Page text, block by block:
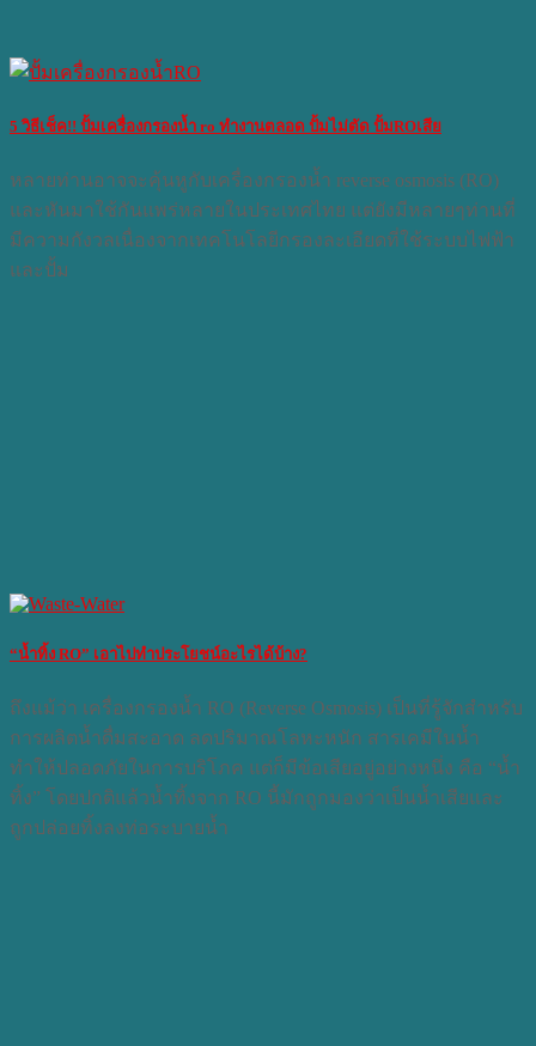
5 วิธีเช็ค!! ปั้มเครื่องกรองน้ำ ro ทำงานตลอด ปั้มไม่ตัด ปั้มROเสีย
หลายท่านอาจจะคุ้นหูกับเครื่องกรองน้ำ reverse osmosis (RO)
และหันมาใช้กันแพร่หลายในประเทศไทย แต่ยังมีหลายๆท่านที่
มีความกังวลเนื่องจากเทคโนโลยีกรองละเอียดที่ใช้ระบบไฟฟ้า
และปั้ม
“น้ำทิ้ง RO” เอาไปทำประโยชน์อะไรได้บ้าง?
ถึงแม้ว่า เครื่องกรองน้ำ RO (Reverse Osmosis) เป็นที่รู้จักสำหรับ
การผลิตน้ำดื่มสะอาด ลดปริมาณโลหะหนัก สารเคมีในน้ำ
ทำให้ปลอดภัยในการบริโภค แต่ก็มีข้อเสียอยู่อย่างหนึ่ง คือ “น้ำ
ทิ้ง” โดยปกติแล้วน้ำทิ้งจาก RO นี้มักถูกมองว่าเป็นน้ำเสียและ
ถูกปล่อยทิ้งลงท่อระบายน้ำ